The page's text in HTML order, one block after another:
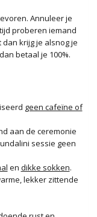
Annuleer je
proberen iemand
krijg je alsnog je
betaal je 100%.
geen cafeïne of
aan de ceremonie
sessie geen
en dikke sokken.
lekker zittende